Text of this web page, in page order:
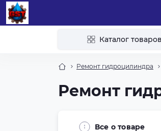
Каталог товаров
Ремонт гидроцилиндра
Ремонт
Все о товаре